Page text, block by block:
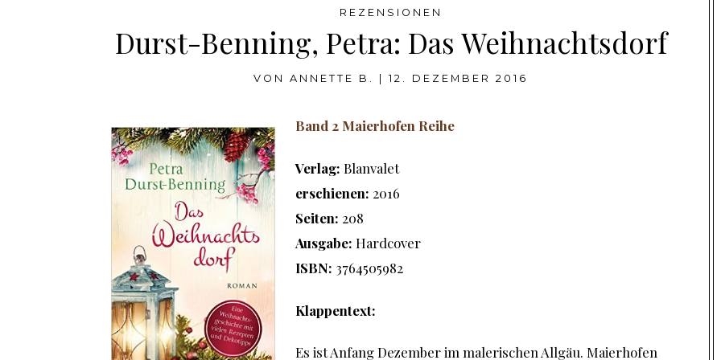
REZENSIONEN
Durst-Benning, Petra: Das Weihnachtsdorf
VON ANNETTE B. 12. DEZEMBER 2016
Band 2 Maierhofen Reihe
Verlag: Blanvalet
erschienen: 2016
Seiten: 208
Ausgabe:Hardcover
ISBN: 3764505982
Klappentext:
Es ist Anfang Dezember im malerischen Allgäu. Maierhofen